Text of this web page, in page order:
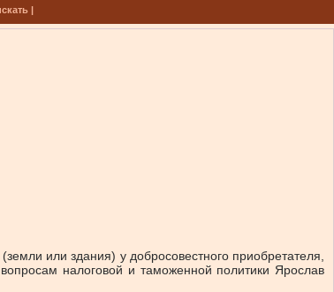
|
или здания) у добросовестного приобретателя,
налоговой и таможенной политики Ярослав